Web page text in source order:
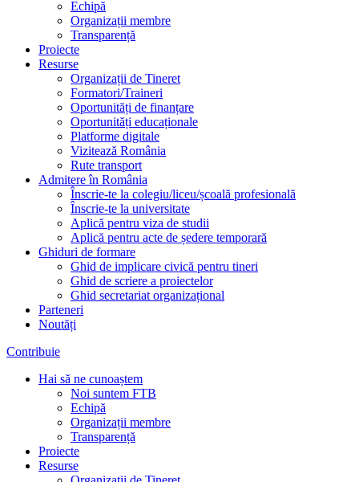
Echipă
Organizații membre
Transparență
Proiecte
Resurse
Organizații de Tineret
Formatori/Traineri
Oportunități de finanțare
Oportunități educaționale
Platforme digitale
Vizitează România
Rute transport
Admitere în România
Înscrie-te la colegiu/liceu/școală profesională
Înscrie-te la universitate
Aplică pentru viza de studii
Aplică pentru acte de ședere temporară
Ghiduri de formare
Ghid de implicare civică pentru tineri
Ghid de scriere a proiectelor
Ghid secretariat organizațional
Parteneri
Noutăți
Contribuie
Hai să ne cunoaștem
Noi suntem FTB
Echipă
Organizații membre
Transparență
Proiecte
Resurse